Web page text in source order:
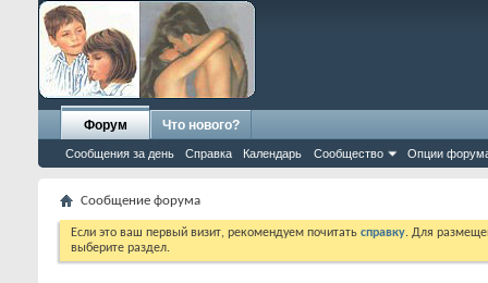
Форум
Сообщения за день Справка Календарь Сообщество Опции
Что нового?
Сообщение форума
Если это ваш первый визит, рекомендуем почитать справку. Для
выберите раздел.